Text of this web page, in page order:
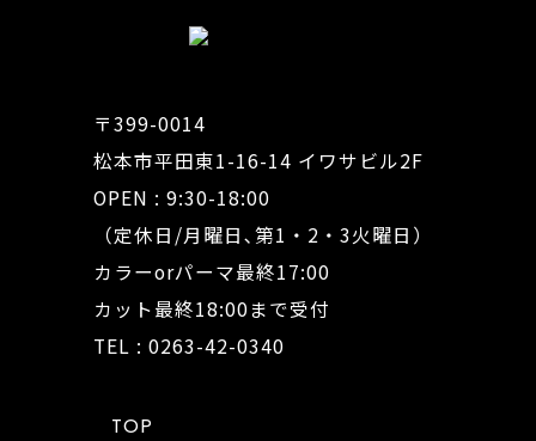
〒399-0014
松本市平田東1-16-14 イワサビル2F
OPEN : 9:30-18:00
（定休日/月曜日､第1・2・3火曜日）
カラーorパーマ最終17:00
カット最終18:00まで受付
TEL : 0263-42-0340
TOP